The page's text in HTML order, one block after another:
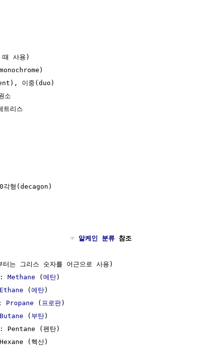
때 사용)
이중(duo)
소
리스
형(decagon)
☞ 알케인 분류 참조
는 그리스 숫자를 어근으로 사용)
: Methane (메탄)
Ethane (에탄)
Propane ( 프로판)
Butane ( 부탄)
Pentane (펜탄)
(헥산)